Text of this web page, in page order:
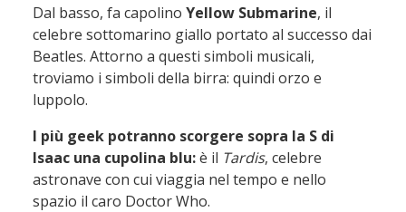
Dal basso, fa capolino Yellow Submarine, il
celebre sottomarino giallo portato al successo dai
Beatles. Attorno a questi simboli musicali,
troviamo i simboli della birra: quindi orzo e
luppolo.
I più geek potranno scorgere sopra la S di
Isaac una cupolina blu:è il Tardis, celebre
astronave con cui viaggia nel tempo e nello
spazio il caro Doctor Who.